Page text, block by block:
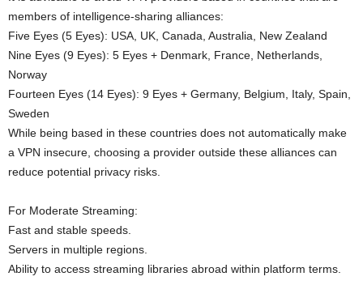
members of intelligence-sharing alliances:
Five Eyes (5 Eyes): USA, UK, Canada, Australia, New Zealand
Nine Eyes (9 Eyes): 5 Eyes + Denmark, France, Netherlands,
Norway
Fourteen Eyes (14 Eyes): 9 Eyes + Germany, Belgium, Italy, Spain,
Sweden
While being based in these countries does not automatically make
a VPN insecure, choosing a provider outside these alliances can
reduce potential privacy risks.
For Moderate Streaming:
Fast and stable speeds.
Servers in multiple regions.
Ability to access streaming libraries abroad within platform terms.